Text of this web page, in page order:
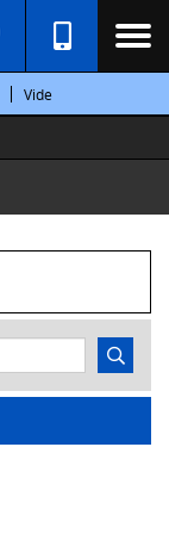
Vide